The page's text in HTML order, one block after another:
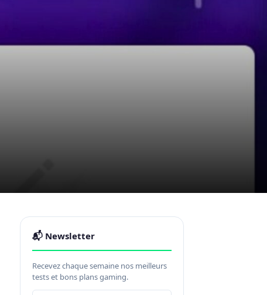
📬 Newsletter
Recevez chaque semaine nos meilleurs
tests et bons plans gaming.